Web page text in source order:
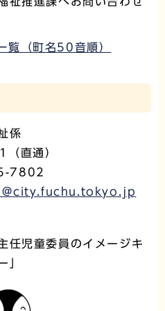
覧（町名50音順）
係
直通）
7802
任児童委員のイメージキ
」